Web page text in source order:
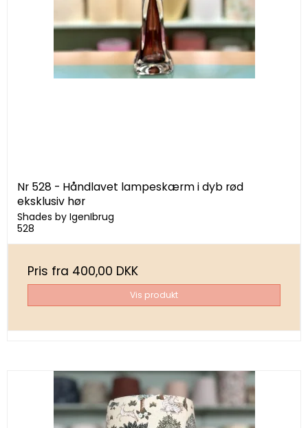
Nr 528 - Håndlavet lampeskærm i dyb rød
eksklusiv hør
Shades by IgenIbrug
528
Pris fra 400,00 DKK
Vis produkt